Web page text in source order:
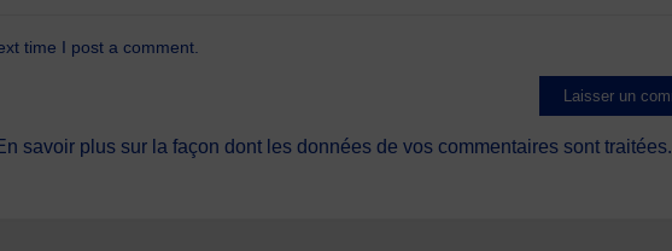
time I post a comment.
savoir plus sur la façon dont les données de vos commentaires sont traitées.